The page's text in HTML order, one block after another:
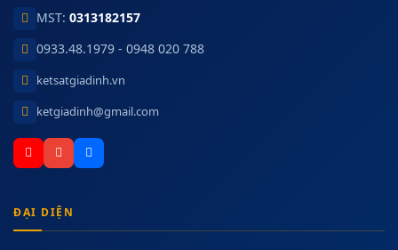
MST: 0313182157
0933.48.1979 - 0948 020 788
ketsatgiadinh.vn
ketgiadinh@gmail.com
ĐẠI DIỆN